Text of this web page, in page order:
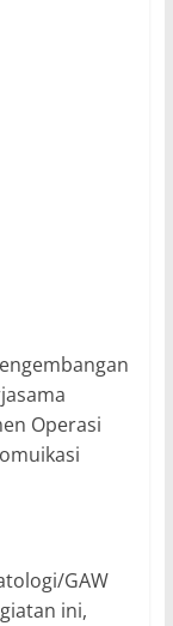
Operasi
GAW
ini,